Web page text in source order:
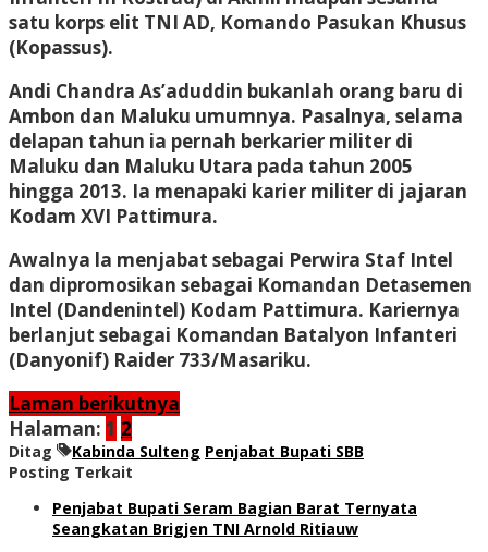
satu korps elit TNI AD, Komando Pasukan Khusus
(Kopassus).
Andi Chandra As’aduddin bukanlah orang baru di
Ambon dan Maluku umumnya. Pasalnya, selama
delapan tahun ia pernah berkarier militer di
Maluku dan Maluku Utara pada tahun 2005
hingga 2013. Ia menapaki karier militer di jajaran
Kodam XVI Pattimura.
Awalnya la menjabat sebagai Perwira Staf Intel
dan dipromosikan sebagai Komandan Detasemen
Intel (Dandenintel) Kodam Pattimura. Kariernya
berlanjut sebagai Komandan Batalyon Infanteri
(Danyonif) Raider 733/Masariku.
Laman berikutnya
Halaman: 1 2
Ditag Kabinda Sulteng Penjabat Bupati SBB
Posting Terkait
Penjabat Bupati Seram Bagian Barat Ternyata
Seangkatan Brigjen TNI Arnold Ritiauw